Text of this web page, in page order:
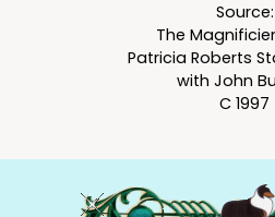
Source:
The
Patricia Roberts
with John
C 1997